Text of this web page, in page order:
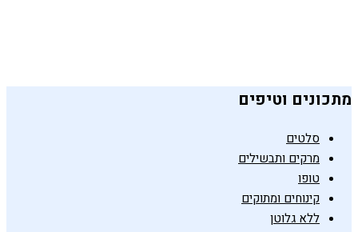
מתכונים וטיפים
סלטים
מרקים ותבשילים
טופו
קינוחים ומתוקים
ללא גלוטן